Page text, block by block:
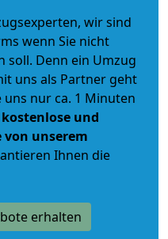
wir sind
wenn Sie nicht
soll. Denn ein Umzug
uns als Partner geht
uns nur ca. 1 Minuten
kostenlose und
von unserem
Ihnen die
erhalten